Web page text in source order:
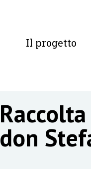
Il progetto
don